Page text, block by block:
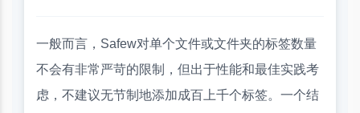
一般而言，Safew对单个文件或文件夹的标签数量
不会有非常严苛的限制，但出于性能和最佳实践考
虑，不建议无节制地添加成百上千个标签。一个结